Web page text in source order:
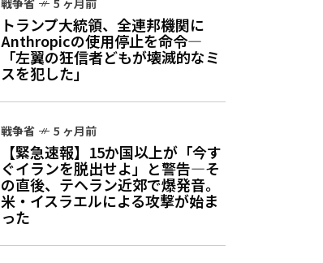
戦争省 5 ヶ月前
トランプ大統領、全連邦機関に
Anthropicの使用停止を命令—
「左翼の狂信者どもが壊滅的なミ
スを犯した」
戦争省 5 ヶ月前
【緊急速報】15か国以上が「今す
ぐイランを脱出せよ」と警告—そ
の直後、テヘラン近郊で爆発音。
米・イスラエルによる攻撃が始ま
った